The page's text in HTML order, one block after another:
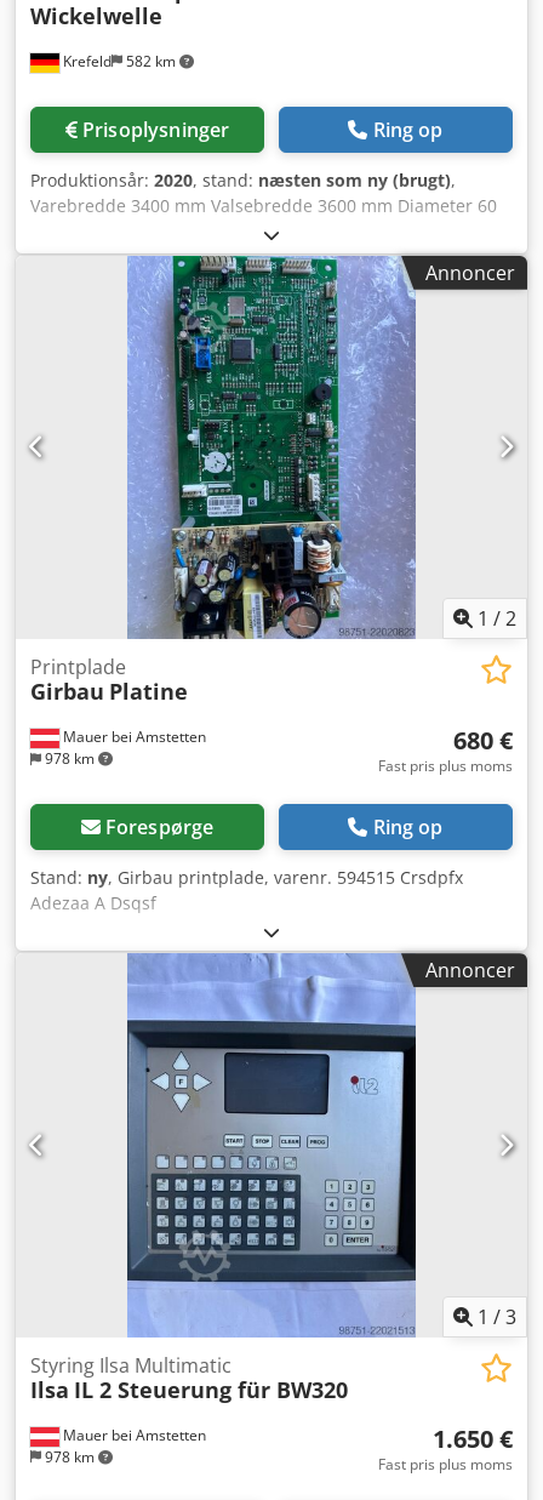
Krefeld 582 km
Wickelwelle
Prisoplysninger Ring op
Produktionsår: 2020, stand: næsten som ny (brugt),
Varebredde 3400 mm Valsebredde 3600 mm Diameter 60
mm Papspolekerne-diameter 3 tommer mm Cedpfew Ahx
Hox Adqsrf Lejetap-diameter 30 mm - firkantet mm Samlet
længde 3640 mm Materiale: aluminium Ubrugt,
pneumatisk oprulningsaksel til 3-tommer papkerner, I alt 5
stk. tilgængelige.
Annoncer
1 /2
Mauer bei Amstetten
978 km
Printplade
Girbau Platine
680 €
Fast pris plus moms
Forespørge Ring op
Stand: ny, Girbau printplade, varenr. 594515 Crsdpfx
Adezaa A Dsqsf
Annoncer
1 /3
Mauer bei Amstetten
978 km
Styring Ilsa Multimatic
Ilsa IL 2 Steuerung für BW320
1.650 €
Fast pris plus moms